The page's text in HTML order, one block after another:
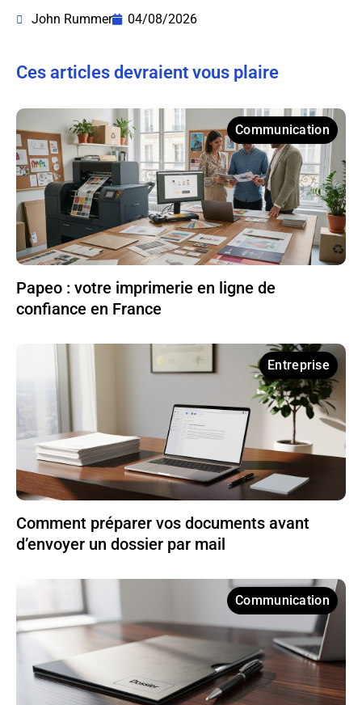
John Rummer 04/08/2026
Ces articles devraient vous plaire
Communication
Papeo : votre imprimerie en ligne de
confiance en France
Entreprise
Comment préparer vos documents avant
d’envoyer un dossier par mail
Communication